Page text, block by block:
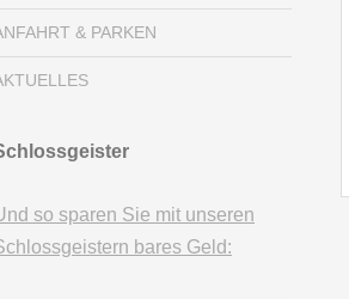
& PARKEN
so sparen Sie mit unseren
bares Geld: